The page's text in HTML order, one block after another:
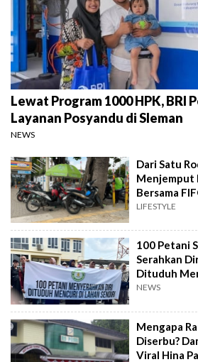
Lewat Program 1000 HPK, BRI
Layanan Posyandu di Sleman
NEWS
Dari Satu
Menjemput
Bersama
LIFESTYLE
100 Petani
Serahkan
Dituduh
NEWS
Mengapa
Diserbu?
Viral Hina